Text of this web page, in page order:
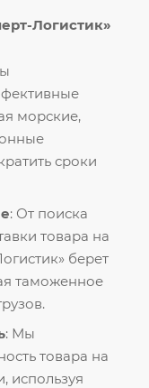
Логистик»
морские,
сроки
: От поиска
товара на
берет
таможенное
: Мы
товара на
используя